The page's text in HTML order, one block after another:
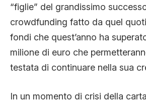
CLIMA ED ENERGIA
CONTATTI
“figlie” del grandissimo
crowdfunding fatto da quel
fondi che quest’anno ha
milione di euro che
testata di continuare nella sua
In un momento di crisi della